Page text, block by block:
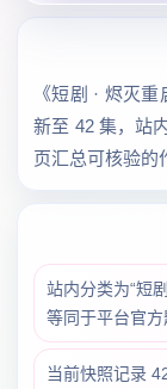
《短剧 · 烬灭
新至 42 集，站
页汇总可核验的
站内分类为“短
等同于平台官方
当前快照记录